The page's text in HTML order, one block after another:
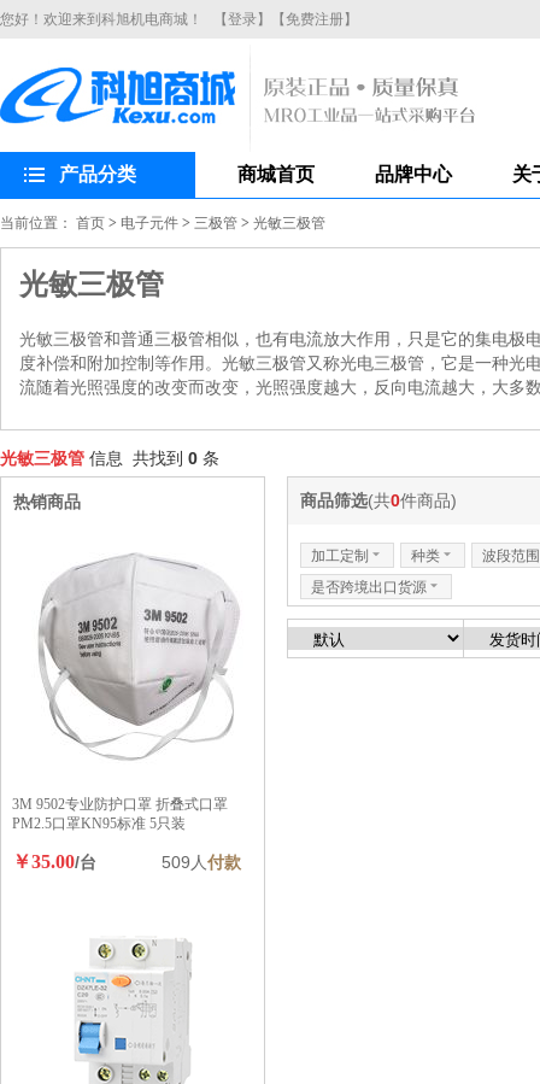
您好！欢迎来到科旭机电商城！ 【登录】 【免费注册】
产品分类 商城首页 品牌中心 关
当前位置： 首页 > 电子元件 > 三极管 > 光敏三极管
光敏三极管
光敏三极管和普通三极管相似，也有电流放大作用，只是它的集电
度补偿和附加控制等作用。光敏三极管又称光电三极管，它是一种
流随着光照强度的改变而改变，光照强度越大，反向电流越大，大多
光敏三极管 信息 共找到 0 条
商品筛选(共0件商品)
加工定制 6 种类 6
波段范围
是否跨境出口货源 6
热销商品
3M 9502专业防护口罩 折叠式口罩
PM2.5口罩KN95标准 5只装
￥35.00/台 509人付款